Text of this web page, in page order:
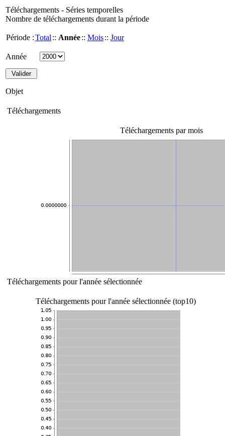
Téléchargements - Séries temporelles
Nombre de téléchargements durant la période
Période :Total :: Année:: Mois:: Jour
Année
Objet
Téléchargements
Téléchargements par mois
Téléchargements pour l'année sélectionnée
Téléchargements pour l'année sélectionnée (top10)